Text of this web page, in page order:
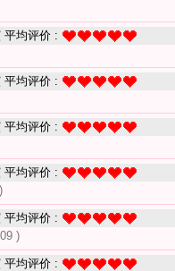
平均评价 :
平均评价 :
平均评价 :
平均评价 :
平均评价 :
)
平均评价 :